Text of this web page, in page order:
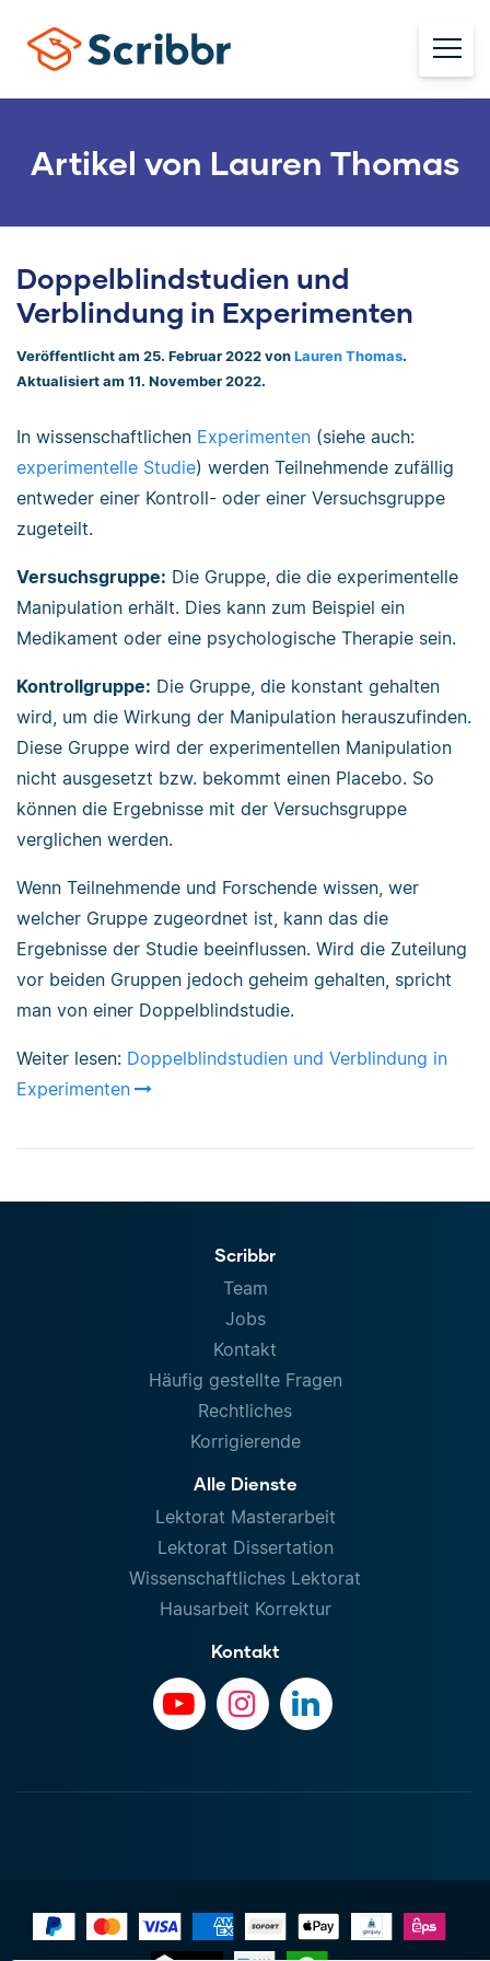
Artikel von Lauren Thomas
Doppelblindstudien und
Verblindung in Experimenten
Veröffentlicht am 25. Februar 2022 von Lauren Thomas.
Aktualisiert am 11. November 2022.
In wissenschaftlichen Experimenten (siehe auch:
experimentelle Studie) werden Teilnehmende zufällig
entweder einer Kontroll- oder einer Versuchsgruppe
zugeteilt.
Versuchsgruppe: Die Gruppe, die die experimentelle
Manipulation erhält. Dies kann zum Beispiel ein
Medikament oder eine psychologische Therapie sein.
Kontrollgruppe: Die Gruppe, die konstant gehalten
wird, um die Wirkung der Manipulation herauszufinden.
Diese Gruppe wird der experimentellen Manipulation
nicht ausgesetzt bzw. bekommt einen Placebo. So
können die Ergebnisse mit der Versuchsgruppe
verglichen werden.
Wenn Teilnehmende und Forschende wissen, wer
welcher Gruppe zugeordnet ist, kann das die
Ergebnisse der Studie beeinflussen. Wird die Zuteilung
vor beiden Gruppen jedoch geheim gehalten, spricht
man von einer Doppelblindstudie.
Weiter lesen: Doppelblindstudien und Verblindung in
Experimenten
Scribbr
Team
Jobs
Kontakt
Häufig gestellte Fragen
Rechtliches
Korrigierende
Alle Dienste
Lektorat Masterarbeit
Lektorat Dissertation
Wissenschaftliches Lektorat
Hausarbeit Korrektur
Kontakt